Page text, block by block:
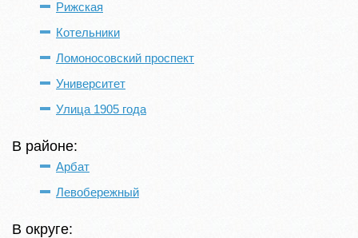
Рижская
Котельники
Ломоносовский проспект
Университет
Улица 1905 года
В районе:
Арбат
Левобережный
В округе: